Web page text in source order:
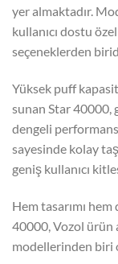
yer almaktadır.
kullanıcı dostu
seçeneklerden
Yüksek puff
sunan Star 40000,
dengeli
sayesinde kolay
geniş kullanıcı
Hem tasarımı
40000, Vozol ürün
modellerinden biri